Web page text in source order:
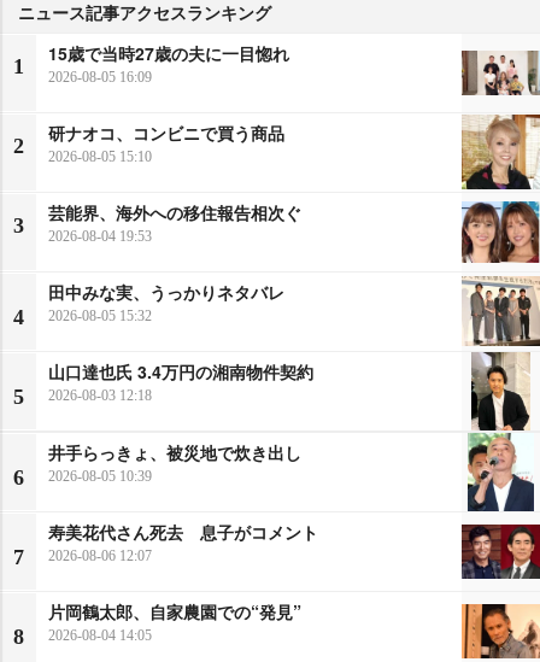
ニュース記事アクセスランキング
1
15歳で当時27歳の夫に一目惚れ
2026-08-05 16:09
2
研ナオコ、コンビニで買う商品
2026-08-05 15:10
3
芸能界、海外への移住報告相次ぐ
2026-08-04 19:53
4
田中みな実、うっかりネタバレ
2026-08-05 15:32
5
山口達也氏 3.4万円の湘南物件契約
2026-08-03 12:18
6
井手らっきょ、被災地で炊き出し
2026-08-05 10:39
7
寿美花代さん死去 息子がコメント
2026-08-06 12:07
8
片岡鶴太郎、自家農園での“発見”
2026-08-04 14:05